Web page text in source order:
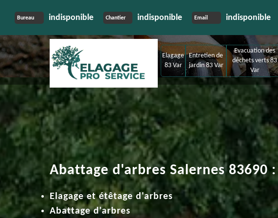
Bureau indisponible Chantier indisponible Email indisponible
Elagage
83 Var
Entretien de
jardin 83 Var
Evacuation des
déchets verts 83
Var
Abattage d'arbres Salernes 83690 :
Elagage et étêtage d'arbres
Abattage d'arbres